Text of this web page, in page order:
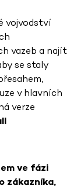
vojvodství
vazeb a najít
se staly
v hlavních
verze
ve fázi
zákazníka,